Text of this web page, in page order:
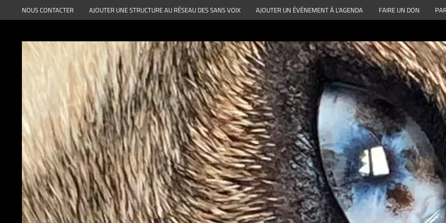
au
NOUS CONTACTER AJOUTER UNE STRUCTURE AU RÉSEAU DES SANS VOIX AJOUTER UN ÉVÉNEMENT À L’AGENDA FAIRE UN DON